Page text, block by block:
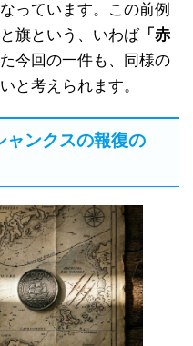
っています。この前例
旗という、いわば「赤
今回の一件も、同様の
と考えられます。
ャンクスの報復の